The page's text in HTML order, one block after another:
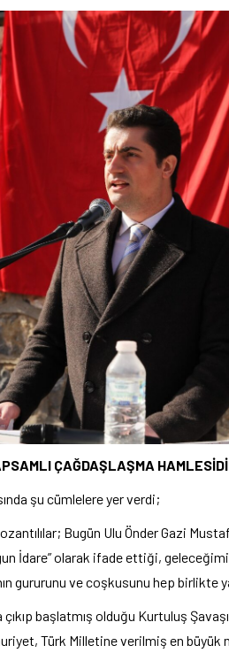
ÇAĞDAŞLAŞMA
şu cümlelere yer verdi;
Bugün Ulu Önder Gazi
İdare” olarak ifade ettiği,
gururunu ve coşkusunu hep birlikte
çıkıp başlatmış olduğu Kurtuluş
Türk Milletine verilmiş en